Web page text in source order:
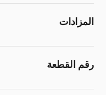
المزادات
رقم القطعة